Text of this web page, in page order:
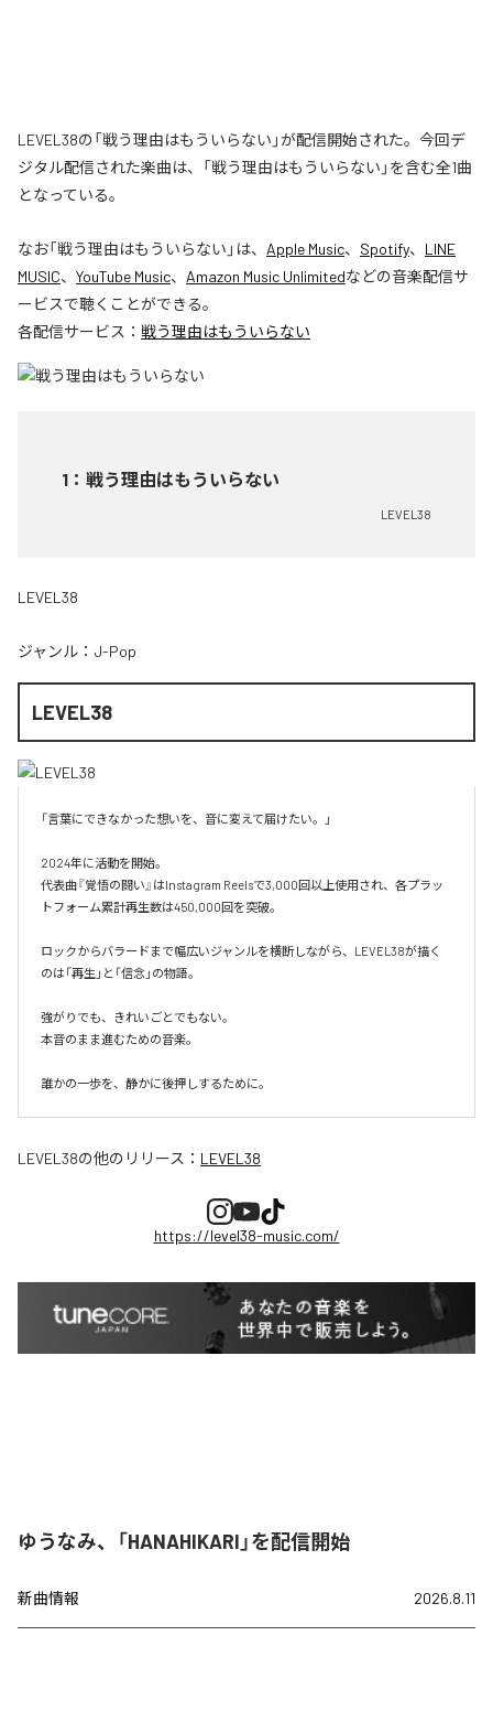
LEVEL38の「戦う理由はもういらない」が配信開始された。今回デ
ジタル配信された楽曲は、「戦う理由はもういらない」を含む全1曲
となっている。
なお「戦う理由はもういらない 」は、 Apple Music、 Spotify、 LINE
MUSIC、 YouTube Music、 Amazon Music Unlimitedなどの音楽配信サ
ービスで聴くことができる。
各配信サービス： 戦う理由はもういらない
1 ： 戦う理由はもういらない
LEVEL38
LEVEL38
ジャンル： J-Pop
LEVEL38
「言葉にできなかった想いを、音に変えて届けたい。」
2024年に活動を開始。
代表曲『覚悟の闘い』はInstagram Reelsで3,000回以上使用され、各プラッ
トフォーム累計再生数は450,000回を突破。
ロックからバラードまで幅広いジャンルを横断しながら、LEVEL38が描く
のは「再生」と「信念」の物語。
強がりでも、きれいごとでもない。
本音のまま進むための音楽。
誰かの一歩を、静かに後押しするために。
LEVEL38の他のリリース： LEVEL38
https://level38-music.com/
ゆうなみ、「HANAHIKARI」を配信開始
新曲情報 2026.8.11